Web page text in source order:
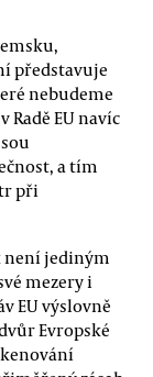
představuje
nebudeme
EU navíc
a tím
při
není jediným
mezery i
EU výslovně
Evropské